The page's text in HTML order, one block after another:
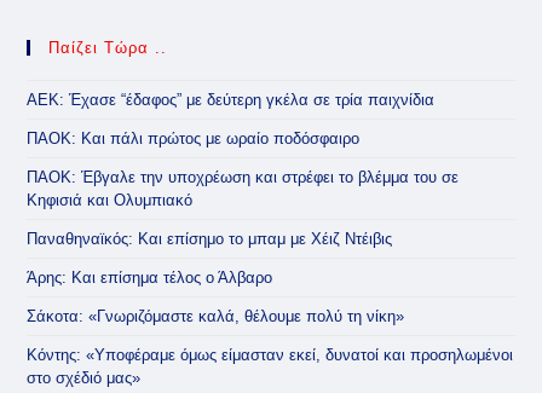
Παίζει Τώρα ..
ΑΕΚ: Έχασε “έδαφος” με δεύτερη γκέλα σε τρία παιχνίδια
ΠΑΟΚ: Και πάλι πρώτος με ωραίο ποδόσφαιρο
ΠΑΟΚ: Έβγαλε την υποχρέωση και στρέφει το βλέμμα του σε
Κηφισιά και Ολυμπιακό
Παναθηναϊκός: Και επίσημο το μπαμ με Χέιζ Ντέιβις
Άρης: Και επίσημα τέλος ο Άλβαρο
Σάκοτα: «Γνωριζόμαστε καλά, θέλουμε πολύ τη νίκη»
Κόντης: «Υποφέραμε όμως είμασταν εκεί, δυνατοί και προσηλωμένοι
στο σχέδιό μας»